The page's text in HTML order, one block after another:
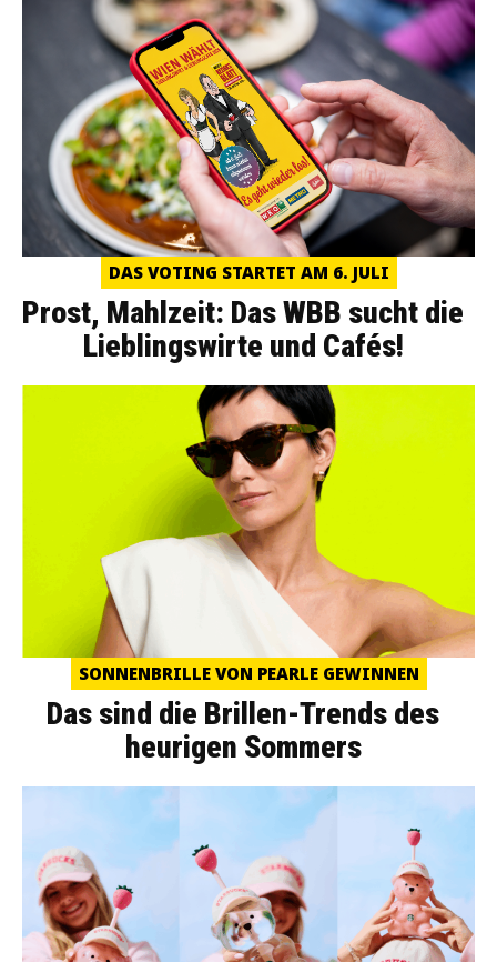
DAS VOTING STARTET AM 6. JULI
Prost, Mahlzeit: Das WBB sucht die
Lieblingswirte und Cafés!
SONNENBRILLE VON PEARLE GEWINNEN
Das sind die Brillen-Trends des
heurigen Sommers